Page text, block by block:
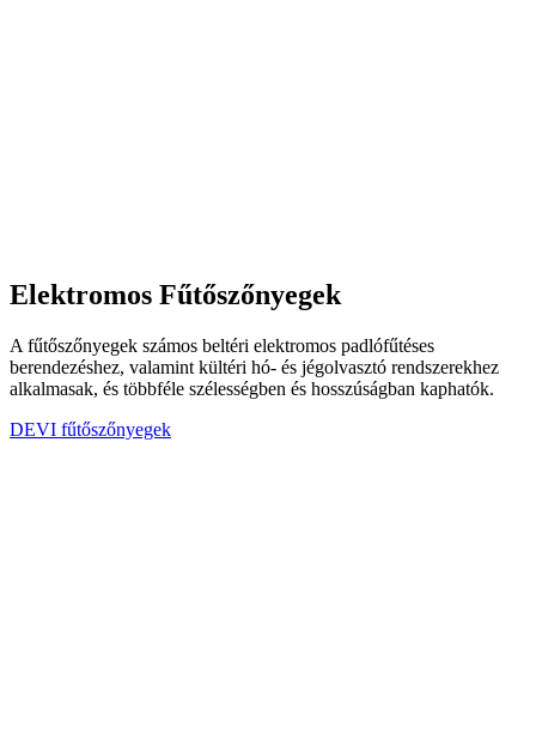
Elektromos Fűtőszőnyegek
A fűtőszőnyegek számos beltéri elektromos padlófűtéses
berendezéshez, valamint kültéri hó- és jégolvasztó rendszerekhez
alkalmasak, és többféle szélességben és hosszúságban kaphatók.
DEVI fűtőszőnyegek